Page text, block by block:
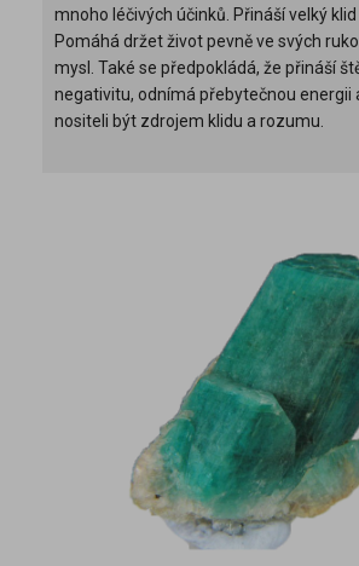
mnoho léčivých účinků. Přináší velký klid
Pomáhá držet život pevně ve svých
mysl. Také se předpokládá, že přináší
negativitu, odnímá přebytečnou energii
nositeli být zdrojem klidu a rozumu.